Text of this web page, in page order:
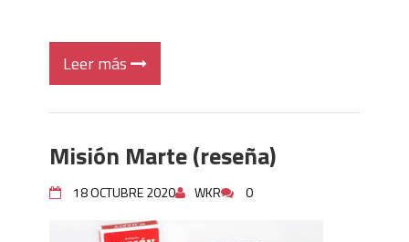
Leer más
Misión Marte (reseña)
18 OCTUBRE 2020 WKR 0